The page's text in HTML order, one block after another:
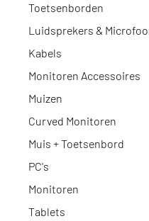
Toetsenborden
Luidsprekers &
Kabels
Monitoren Accessoires
Muizen
Curved Monitoren
Muis + Toetsenbord
PC's
Monitoren
Tablets
Viewsonic Movable
Op voorraad
250,-
206,61 excl. BTW